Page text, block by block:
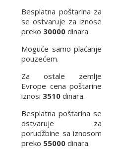
Besplatna poštarina za
se ostvaruje za iznose
preko 30000 dinara.
Moguće samo plaćanje
pouzećem.
Za ostale zemlje
Evrope cena poštarine
iznosi 3510 dinara.
Besplatna poštarina se
ostvaruje za
porudžbine sa iznosom
preko 55000 dinara.